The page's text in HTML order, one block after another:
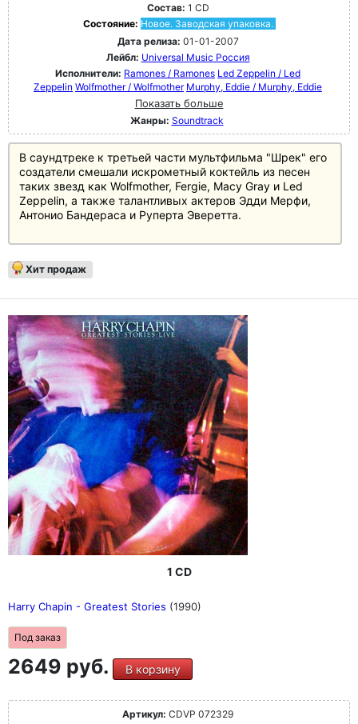
Состав: 1 CD
Состояние: Новое. Заводская упаковка.
Дата релиза: 01-01-2007
Лейбл: Universal Music Россия
Исполнители: Ramones / Ramones Led Zeppelin / Led
Zeppelin Wolfmother / Wolfmother Murphy, Eddie / Murphy, Eddie
Показать больше
Жанры: Soundtrack
В саундтреке к третьей части мультфильма "Шрек" его
создатели смешали искрометный коктейль из песен
таких звезд как Wolfmother, Fergie, Macy Gray и Led
Zeppelin, а также талантливых актеров Эдди Мерфи,
Антонио Бандераса и Руперта Эверетта.
Хит продаж
1 CD
Harry Chapin - Greatest Stories (1990)
Под заказ
2649 руб. В корзину
Артикул: CDVP 072329